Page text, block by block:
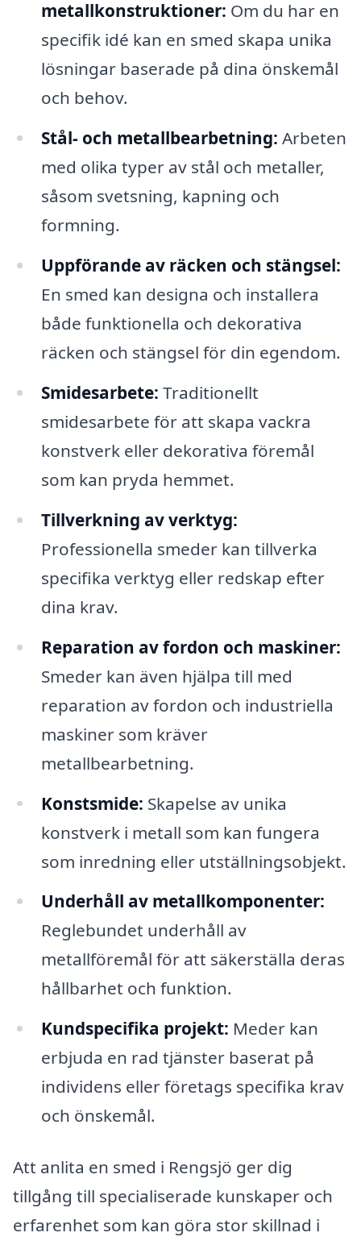
metallkonstruktioner: Om du har en
specifik idé kan en smed skapa unika
lösningar baserade på dina önskemål
och behov.
Stål- och metallbearbetning: Arbeten
med olika typer av stål och metaller,
såsom svetsning, kapning och
formning.
Uppförande av räcken och stängsel:
En smed kan designa och installera
både funktionella och dekorativa
räcken och stängsel för din egendom.
Smidesarbete: Traditionellt
smidesarbete för att skapa vackra
konstverk eller dekorativa föremål
som kan pryda hemmet.
Tillverkning av verktyg:
Professionella smeder kan tillverka
specifika verktyg eller redskap efter
dina krav.
Reparation av fordon och maskiner:
Smeder kan även hjälpa till med
reparation av fordon och industriella
maskiner som kräver
metallbearbetning.
Konstsmide: Skapelse av unika
konstverk i metall som kan fungera
som inredning eller utställningsobjekt.
Underhåll av metallkomponenter:
Reglebundet underhåll av
metallföremål för att säkerställa deras
hållbarhet och funktion.
Kundspecifika projekt: Meder kan
erbjuda en rad tjänster baserat på
individens eller företags specifika krav
och önskemål.
Att anlita en smed i Rengsjö ger dig
tillgång till specialiserade kunskaper och
erfarenhet som kan göra stor skillnad i